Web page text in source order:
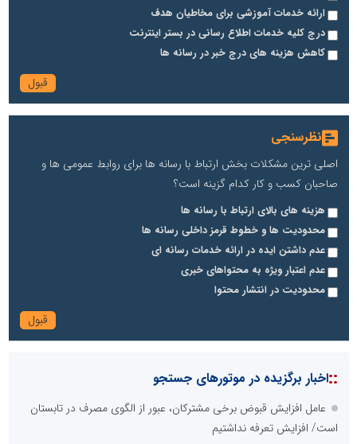
ارائه خدمات آموزشی برای مخاطیان هدف
درج کلیه خدمات اطلاع رسانی در بستر اینترنت
کاهش هزینه های درج خبر در رسانه ها
نظرسنجی
اصلی ترین مشکلات بخش ارتباط با رسانه ها برای روابط عمومی ها و
صاحبان کسب و کار کدام گزینه است؟
هزینه های بالای ارتباط با رسانه ها
محدودیت ها و خطوط قرمز داخلی رسانه ها
عدم داشتن ایده در ارائه خدمات رسانه ای
عدم اعتبار ویژه به محتواهای خبری
محدودیت در انتشار محتوا
::اخبار برگزیده در موتورهای جستجو
عامل افزایش قبوض برخی مشترکان، عبور از الگوی مصرف در تابستان
است/ افزایش تعرفه نداشتیم